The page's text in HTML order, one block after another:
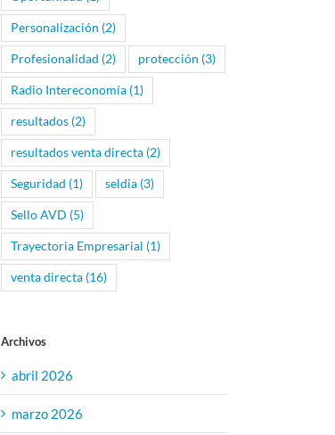
Personalización (2)
Profesionalidad (2) protección (3)
Radio Intereconomía (1)
resultados (2)
resultados venta directa (2)
Seguridad (1) seldia (3)
Sello AVD (5)
Trayectoria Empresarial (1)
venta directa (16)
Archivos
abril 2026
marzo 2026